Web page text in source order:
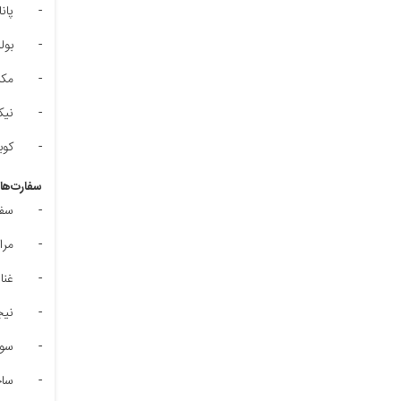
-
-
-
-
-
-
-
-
غنا
-
-
-